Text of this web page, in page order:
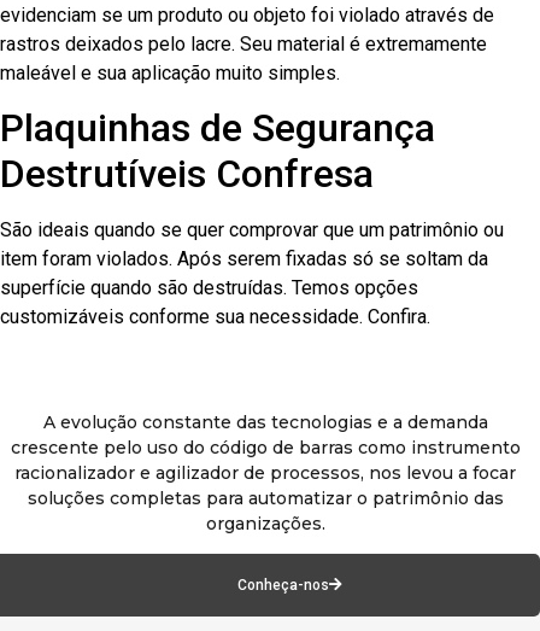
evidenciam se um produto ou objeto foi violado através de
rastros deixados pelo lacre. Seu material é extremamente
maleável e sua aplicação muito simples.
Plaquinhas de Segurança
Destrutíveis Confresa
São ideais quando se quer comprovar que um patrimônio ou
item foram violados. Após serem fixadas só se soltam da
superfície quando são destruídas. Temos opções
customizáveis conforme sua necessidade. Confira.
A evolução constante das tecnologias e a demanda
crescente pelo uso do código de barras como instrumento
racionalizador e agilizador de processos, nos levou a focar
soluções completas para automatizar o patrimônio das
organizações.
Conheça-nos